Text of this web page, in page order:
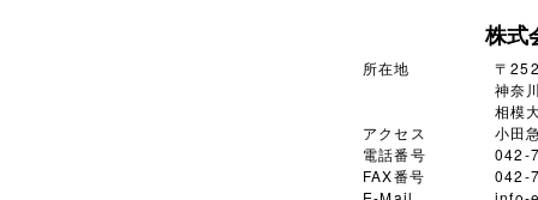
株式
所在地
〒
神奈
相模
アクセス
小田
電話番号
042-
FAX番号
042-